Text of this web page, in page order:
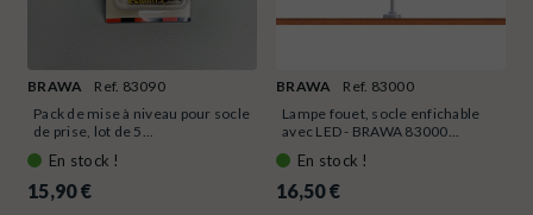
BRAWA
Ref. 83090
Pack de mise à niveau pour socle
de prise, lot de 5...
En stock !
15,90 €
BRAWA
Ref. 83000
Lampe fouet, socle enfichable
avec LED - BRAWA 83000...
En stock !
16,50 €